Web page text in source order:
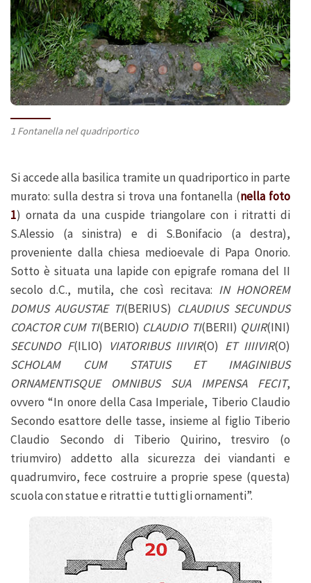
1 Fontanella nel quadriportico
Si accede alla basilica tramite un quadriportico in parte
murato: sulla destra si trova una fontanella (nella foto
1) ornata da una cuspide triangolare con i ritratti di
S.Alessio (a sinistra) e di S.Bonifacio (a destra),
proveniente dalla chiesa medioevale di Papa Onorio.
Sotto è situata una lapide con epigrafe romana del II
secolo d.C., mutila, che così recitava: IN HONOREM
DOMUS AUGUSTAE TI(BERIUS) CLAUDIUS SECUNDUS
COACTOR CUM TI(BERIO) CLAUDIO TI(BERII) QUIR(INI)
SECUNDO F(ILIO) VIATORIBUS IIIVIR(O) ET IIIIVIR(O)
SCHOLAM CUM STATUIS ET IMAGINIBUS
ORNAMENTISQUE OMNIBUS SUA IMPENSA FECIT,
ovvero “In onore della Casa Imperiale, Tiberio Claudio
Secondo esattore delle tasse, insieme al figlio Tiberio
Claudio Secondo di Tiberio Quirino, tresviro (o
triumviro) addetto alla sicurezza dei viandanti e
quadrumviro, fece costruire a proprie spese (questa)
scuola con statue e ritratti e tutti gli ornamenti”.